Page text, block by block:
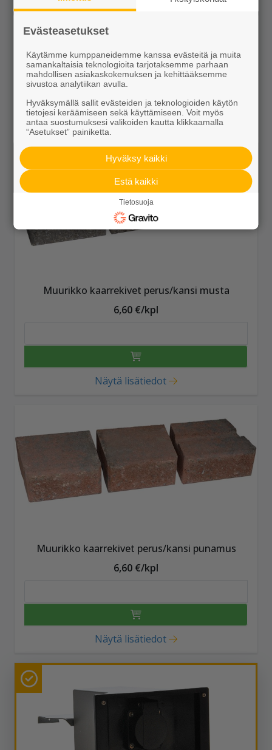
Muurikko kaarrekivet perus/kansi harmaa
5,65 €/kpl
Näytä lisätiedot
Muurikko kaarrekivet perus/kansi musta
6,60 €/kpl
Näytä lisätiedot
Muurikko kaarrekivet perus/kansi punamus
6,60 €/kpl
Näytä lisätiedot
Evästeasetukset
Käytämme kumppaneidemme kanssa evästeitä ja muita
samankaltaisia teknologioita tarjotaksemme parhaan
mahdollisen asiakaskokemuksen ja kehittääksemme
sivustoa analytiikan avulla.
Hyväksymällä sallit evästeiden ja teknologioiden käytön
tietojesi keräämiseen sekä käyttämiseen. Voit myös
antaa suostumuksesi valikoiden kautta klikkaamalla
“Asetukset” painiketta.
Hyväksy kaikki
Estä kaikki
Tietosuoja